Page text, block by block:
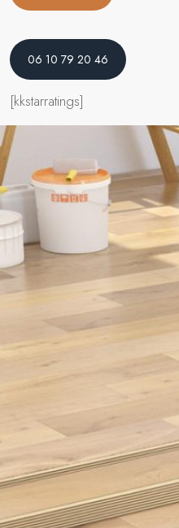
06 10 79 20 46
[kkstarratings]